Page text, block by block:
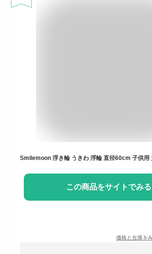
この商品をサイトでみる
価格と在庫を